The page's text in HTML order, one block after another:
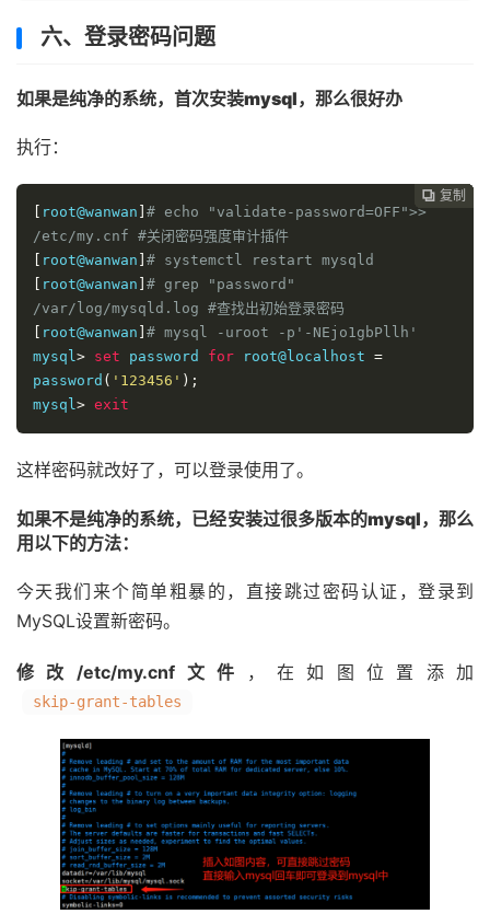
六、登录密码问题
如果是纯净的系统，首次安装mysql，那么很好办
执行：
 复制
 复制
 复制
 复制
 复制
 复制
root@wanwan # echo "validate-password=OFF">>
/etc/my.cnf #关闭密码强度审计插件
root@wanwan # systemctl restart mysqld
root@wanwan # grep "password"
/var/log/mysqld.log #查找出初始登录密码
root@wanwan # mysql -uroot -p'-NEjo1gbPllh'
mysql> set password for root@localhost =
password ( '123456' );
mysql> exit
这样密码就改好了，可以登录使用了。
如果不是纯净的系统，已经安装过很多版本的mysql，那么
用以下的方法：
今天我们来个简单粗暴的，直接跳过密码认证，登录到
MySQL设置新密码。
修改/etc/my.cnf文件 ，在如图位置添加
skip-grant-tables